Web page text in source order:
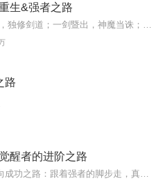
生&强者之路
路
醒者的进阶之路